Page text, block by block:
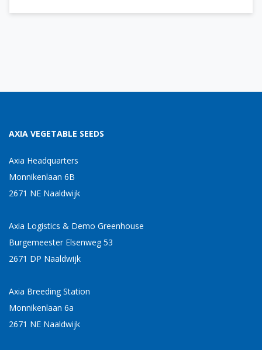
AXIA VEGETABLE SEEDS
Axia Headquarters
Monnikenlaan 6B
2671 NE Naaldwijk
Axia Logistics & Demo Greenhouse
Burgemeester Elsenweg 53
2671 DP Naaldwijk
Axia Breeding Station
Monnikenlaan 6a
2671 NE Naaldwijk